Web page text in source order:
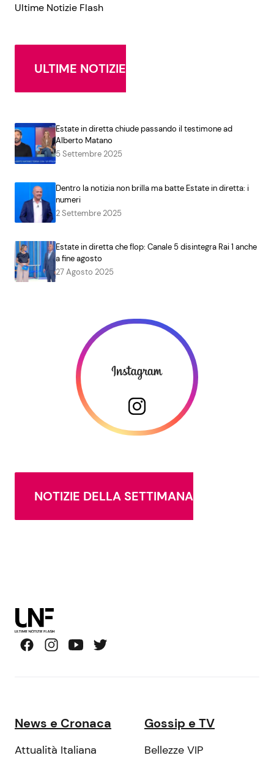
Ultime Notizie Flash
ULTIME NOTIZIE
Estate in diretta chiude passando il testimone ad
Alberto Matano
5 Settembre 2025
Dentro la notizia non brilla ma batte Estate in diretta: i
numeri
2 Settembre 2025
Estate in diretta che flop: Canale 5 disintegra Rai 1 anche
a fine agosto
27 Agosto 2025
NOTIZIE DELLA SETTIMANA
News e Cronaca
Attualità Italiana
Gossip e TV
Bellezze VIP